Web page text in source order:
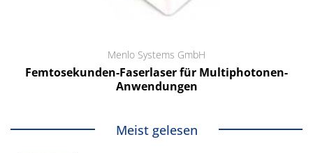
Menlo Systems GmbH
Femtosekunden-Faserlaser für Multiphotonen-
Anwendungen
Meist gelesen